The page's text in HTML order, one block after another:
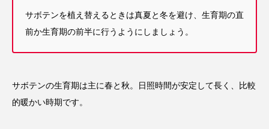
サボテンを植え替えるときは真夏と冬を避け、生育期の直
前か生育期の前半に行うようにしましょう。
サボテンの生育期は主に春と秋。日照時間が安定して長く、比較
的暖かい時期です。